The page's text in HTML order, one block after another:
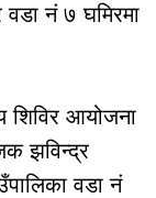
वडा नं ७ घमिरमा
शिविर आयोजना
झविन्द्र
वडा नं